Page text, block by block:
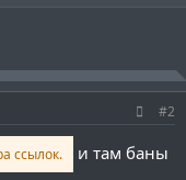
#2
ссылок.
и там баны